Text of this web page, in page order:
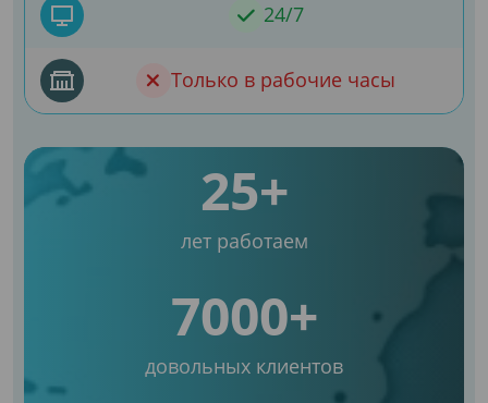
24/7
Только в рабочие часы
25+
лет работаем
7000+
довольных клиентов